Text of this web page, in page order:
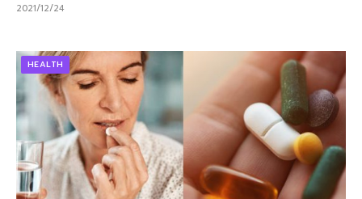
2021/12/24
HEALTH